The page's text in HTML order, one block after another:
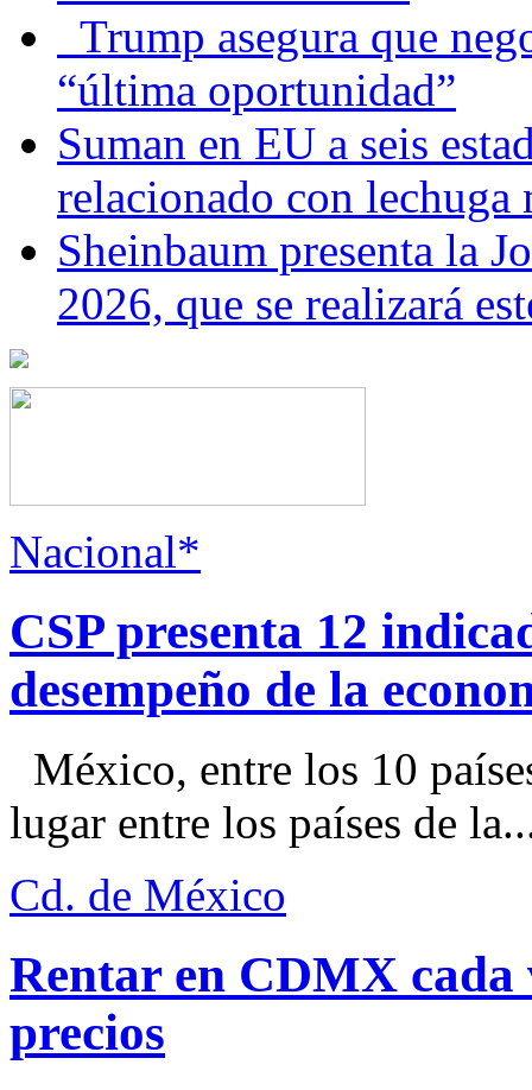
Trump asegura que
“última oportunidad”
Suman en EU a seis
relacionado con lechuga
Sheinbaum presenta la
2026, que se realizará
Nacional*
CSP presenta 12
desempeño de la
México, entre los 10
lugar entre los países de
Cd. de México
Rentar en CDMX cada
precios